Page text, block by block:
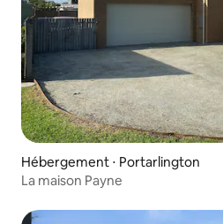
Hébergement ⋅ Portarlington
La maison Payne